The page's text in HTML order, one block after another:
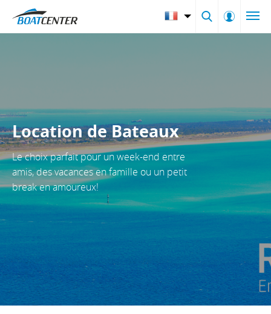
Location de Bateaux
Le choix parfait pour un week-end entre
amis, des vacances en famille ou un petit
break en amoureux!